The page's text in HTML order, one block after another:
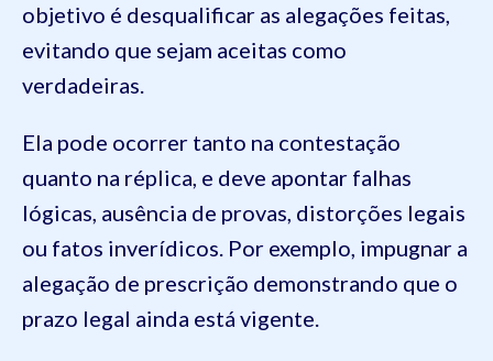
objetivo é desqualificar as alegações feitas,
evitando que sejam aceitas como
verdadeiras.
Ela pode ocorrer tanto na contestação
quanto na réplica, e deve apontar falhas
lógicas, ausência de provas, distorções legais
ou fatos inverídicos. Por exemplo, impugnar a
alegação de prescrição demonstrando que o
prazo legal ainda está vigente.